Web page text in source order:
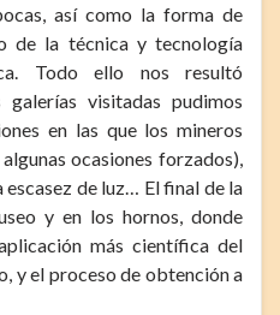
así como la forma de
de la técnica y tecnología
Todo ello nos resultó
visitadas pudimos
en las que los mineros
ocasiones forzados),
escasez de luz… El final de la
y en los hornos, donde
más científica del
y el proceso de obtención a